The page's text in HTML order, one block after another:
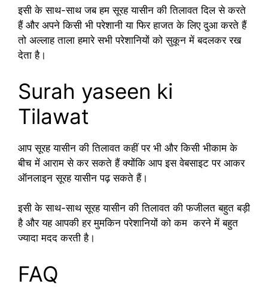
इसी के साथ-साथ जब हम सूरह यासीन की तिलावत दिल से करते
हैं और अपने किसी भी परेशानी या फिर हाजत के लिए दुआ करते हैं
तो अल्लाह ताला हमारे सभी परेशानियों को सुकून में बदलकर रख
देता है।
Surah yaseen ki
Tilawat
आप सूरह यासीन की तिलावत कहीं पर भी और किसी भीकाम के
बीच में आराम से कर सकते हैं क्योंकि आप इस वेबसाइट पर आकर
ऑनलाइन सूरह यासीन पढ़ सकते हैं।
इसी के साथ-साथ सूरह यासीन की तिलावत की फजीलत बहुत बड़ी
है और यह आपकी हर मुमकिन परेशानियों को कम करने में बहुत
ज्यादा मदद करती है।
FAQ